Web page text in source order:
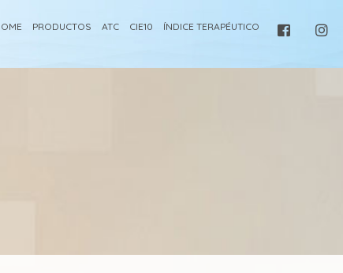
PRODUCTOS ATC CIE10 ÍNDICE TERAPÉUTICO